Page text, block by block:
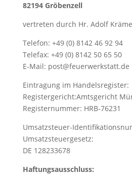
82194 Gröbenzell
vertreten durch Hr. Adolf
Telefon: +49 (0) 8142 46 92 94
Telefax: +49 (0) 8142 50 65 50
E-Mail: post@feuerwerkstatt.de
Eintragung im Handelsregister:
Registergericht:Amtsgericht
Registernummer: HRB-76231
Umsatzsteuer-
Umsatzsteuergesetz:
DE 128233678
Haftungsausschluss: